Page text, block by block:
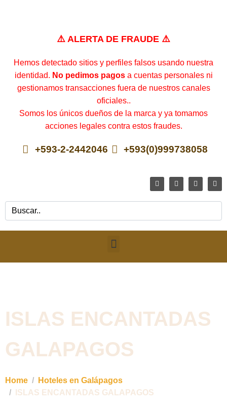
⚠️ ALERTA DE FRAUDE ⚠️
Hemos detectado sitios y perfiles falsos usando nuestra
identidad. No pedimos pagosa cuentas personales ni
gestionamos transacciones fuera de nuestros canales
oficiales..
Somos los únicos dueños de la marca y ya tomamos
acciones legales contra estos fraudes.
+593-2-2442046 +593(0)999738058
ISLAS ENCANTADAS
GALAPAGOS
Home
Hoteles en Galápagos
ISLAS ENCANTADAS GALAPAGOS